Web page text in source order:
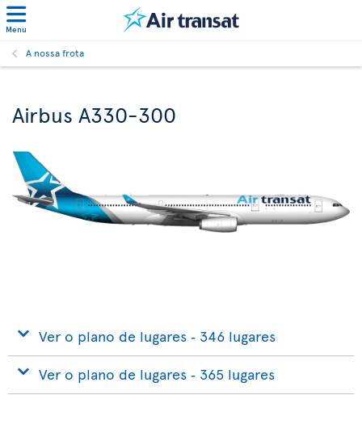
Menu
A nossa frota
Airbus A330-300
Ver o plano de lugares ‐ 346 lugares
Ver o plano de lugares ‐ 365 lugares